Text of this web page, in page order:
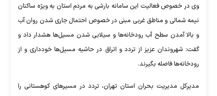
وی در خصوص فعالیت این سامانه بارشی به مردم استان به ویژه ساکنان
نیمه شمالی و مناطق غربی مبنی در خصوص احتمال جاری شدن روان آب
و بالا آمدن سطح آب رودخانه‌ها و سیلابی شدن مسیل‌ها هشدار داد و
گفت:‌ شهروندان عزیز از تردد و اتراق در حاشیه مسیل‌ها خودداری و از
رودخانه‌ها فاصله بگیرند.
مدیرکل مدیریت بحران استان تهران، تردد در مسیرهای کوهستانی را